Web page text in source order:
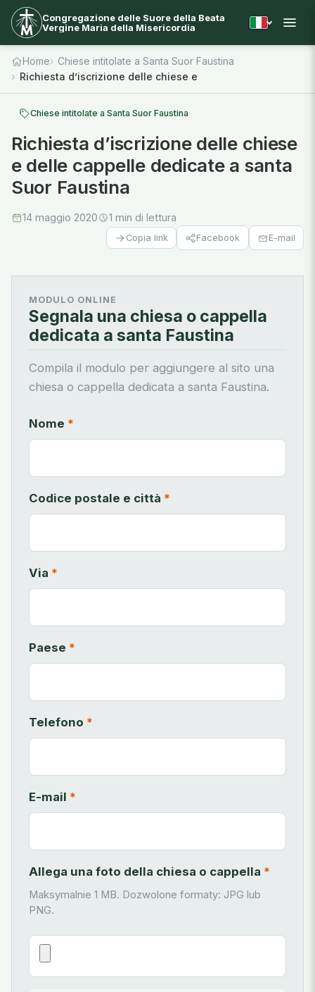
Congregazione delle Suore della Beata
Vergine Maria della Misericordia
Home
Chiese intitolate a Santa Suor Faustina
Richiesta d’iscrizione delle chiese e delle cappelle
Chiese intitolate a Santa Suor Faustina
Richiesta d’iscrizione delle chiese
e delle cappelle dedicate a santa
Suor Faustina
14 maggio 2020 1 min di lettura
Copia link Facebook E-mail
MODULO ONLINE
Segnala una chiesa o cappella
dedicata a santa Faustina
Compila il modulo per aggiungere al sito una
chiesa o cappella dedicata a santa Faustina.
Nome *
Codice postale e città *
Via *
Paese *
Telefono *
E-mail *
Allega una foto della chiesa o cappella *
Maksymalnie 1 MB. Dozwolone formaty: JPG lub
PNG.